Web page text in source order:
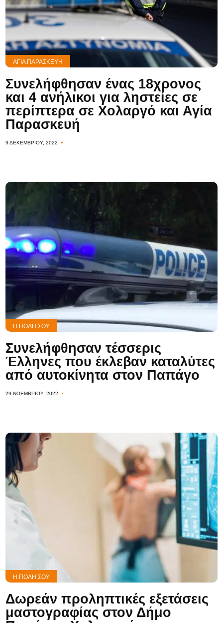
ΑΓΊΑ ΠΑΡΑΣΚΕΥΉ
Συνελήφθησαν ένας 18χρονος
και 4 ανήλικοι για ληστείες σε
περίπτερα σε Χολαργό και Αγία
Παρασκευή
9 ΔΕΚΕΜΒΡΊΟΥ, 2022
Η ΠΌΛΗ ΣΟΥ
Συνελήφθησαν τέσσερις
Έλληνες που έκλεβαν καταλύτες
από αυτοκίνητα στον Παπάγο
29 ΝΟΕΜΒΡΊΟΥ, 2022
Η ΠΌΛΗ ΣΟΥ
Δωρεάν προληπτικές εξετάσεις
μαστογραφίας στον Δήμο